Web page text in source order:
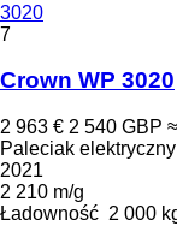
3020
7
Crown WP 3020
2 963 € 2 540 GBP
Paleciak elektryczny
2021
2 210 m/g
Ładowność 2 000